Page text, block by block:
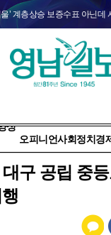
울’ 계층상승 보증수표 아닌데
성
오피니언사회정치 경
구 공립 중